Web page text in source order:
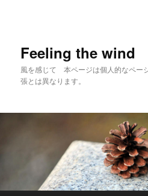
Feeling the wind
風を感じて 本ページは個人的なペー
張とは異なります。